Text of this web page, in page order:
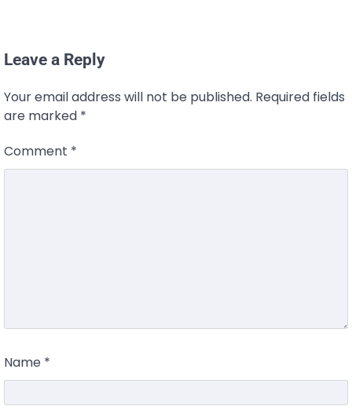
Leave a Reply
Your email address will not be published. Required fields
are marked *
Comment *
Name *